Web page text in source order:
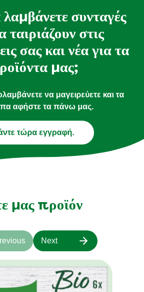
συνταγές
ταιριάζουν στις
σας και νέα για τα
μας;
να μαγειρεύετε και τα
αφήστε τα πάνω μας.
τώρα εγγραφή.
μας προϊόν
Next